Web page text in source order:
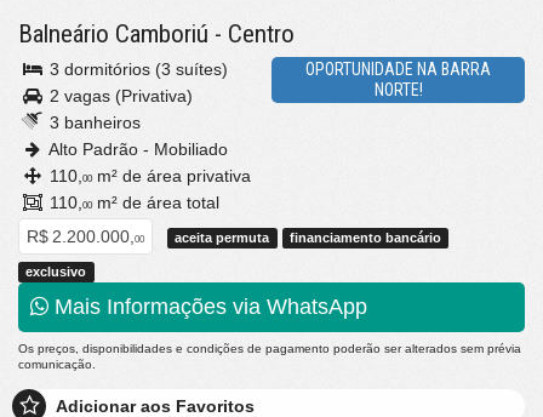
Balneário Camboriú - Centro
OPORTUNIDADE NA BARRA
NORTE!
3 dormitórios (3 suítes)
2 vagas (Privativa)
3 banheiros
Alto Padrão - Mobiliado
110, 00 m² de área privativa
110, 00 m² de área total
R$ 2.200.000, 00 aceita permuta financiamento bancário
exclusivo
Mais Informações via WhatsApp
Os preços, disponibilidades e condições de pagamento poderão ser alterados sem prévia
comunicação.
Adicionar aos Favoritos